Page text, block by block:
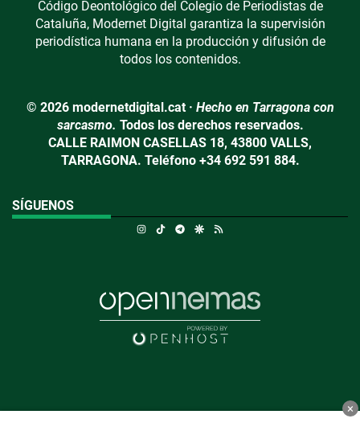
Código Deontológico del Colegio de Periodistas de
Cataluña, Modernet Digital garantiza la supervisión
periodística humana en la producción y difusión de
todos los contenidos.
© 2026 modernetdigital.cat · Hecho en Tarragona con
sarcasmo. Todos los derechos reservados.
CALLE RAIMON CASELLAS 18, 43800 VALLS,
TARRAGONA. Teléfono +34 692 591 884.
SÍGUENOS
Instagram
TikTokTelegramGoogle Discover
×